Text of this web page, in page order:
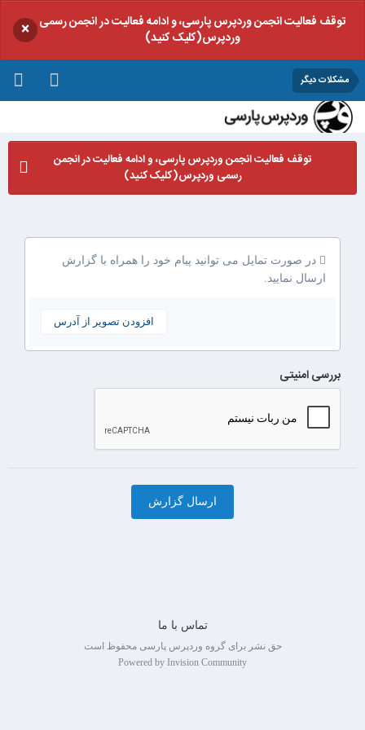
توقف فعالیت انجمن وردپرس پارسی، و ادامه فعالیت در انجمن رسمی
وردپرس(کلیک کنید)
×
مشکلات دیگر
توقف فعالیت انجمن وردپرس پارسی، و ادامه فعالیت در انجمن
رسمی وردپرس(کلیک کنید)
در صورت تمایل می توانید پیام خود را همراه با گزارش
ارسال نمایید.
افزودن تصویر از آدرس
بررسی امنیتی
ارسال گزارش
تماس با ما
حق نشر برای گروه وردپرس پارسی محفوظ است
Powered by Invision Community